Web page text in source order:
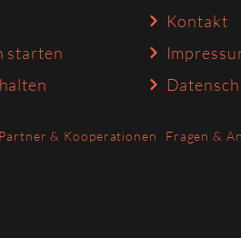
starten
Kontakt
Partner & Kooperationen
Fragen &